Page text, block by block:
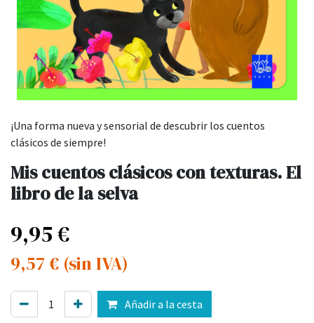
¡Una forma nueva y sensorial de descubrir los cuentos
clásicos de siempre!
Mis cuentos clásicos con texturas. El
libro de la selva
9,95€
9,57 € (sin IVA)
Añadir a la cesta